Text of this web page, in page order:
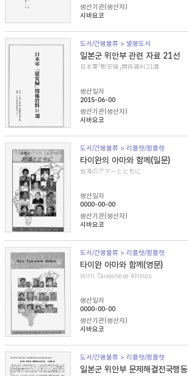
생산기관(생산자)
시바요코
도서/간행물류 > 발행도서
일본군 위안부 관련 자료 21선
日本軍「慰安婦」関係資料21選
생산일자
2015-06-00
생산기관(생산자)
시바요코
도서/간행물류 > 리플렛/팜플렛
타이완의 아마와 함께(일문)
台湾のアマーとともに
생산일자
0000-00-00
생산기관(생산자)
시바요코
도서/간행물류 > 리플렛/팜플렛
타이완 아마와 함께(영문)
With Taiwanese Ahmas
생산일자
0000-00-00
생산기관(생산자)
시바요코
도서/간행물류 > 리플렛/팜플렛
일본군 위안부 문제해결전국행동